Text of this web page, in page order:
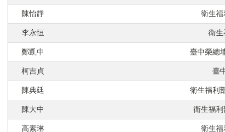
陳怡靜 衛生
李永恒 衛生
鄭凱中 臺中榮總
柯吉貞 臺
陳典廷 衛生福利
陳大中 衛生福
高素琳 衛生